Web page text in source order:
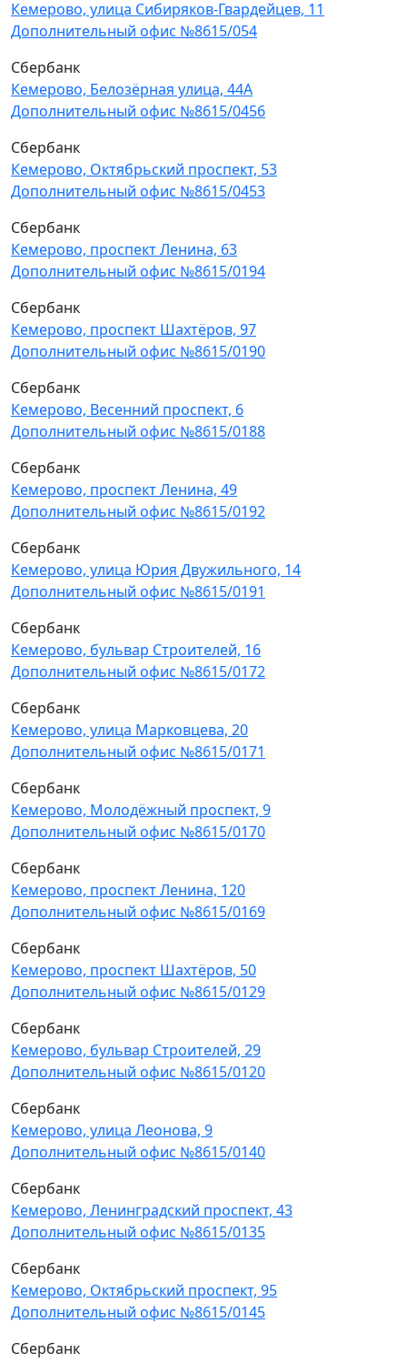
Кемерово, улица Сибиряков-Гвардейцев, 11
Дополнительный офис №8615/054
Сбербанк
Кемерово, Белозёрная улица, 44А
Дополнительный офис №8615/0456
Сбербанк
Кемерово, Октябрьский проспект, 53
Дополнительный офис №8615/0453
Сбербанк
Кемерово, проспект Ленина, 63
Дополнительный офис №8615/0194
Сбербанк
Кемерово, проспект Шахтёров, 97
Дополнительный офис №8615/0190
Сбербанк
Кемерово, Весенний проспект, 6
Дополнительный офис №8615/0188
Сбербанк
Кемерово, проспект Ленина, 49
Дополнительный офис №8615/0192
Сбербанк
Кемерово, улица Юрия Двужильного, 14
Дополнительный офис №8615/0191
Сбербанк
Кемерово, бульвар Строителей, 16
Дополнительный офис №8615/0172
Сбербанк
Кемерово, улица Марковцева, 20
Дополнительный офис №8615/0171
Сбербанк
Кемерово, Молодёжный проспект, 9
Дополнительный офис №8615/0170
Сбербанк
Кемерово, проспект Ленина, 120
Дополнительный офис №8615/0169
Сбербанк
Кемерово, проспект Шахтёров, 50
Дополнительный офис №8615/0129
Сбербанк
Кемерово, бульвар Строителей, 29
Дополнительный офис №8615/0120
Сбербанк
Кемерово, улица Леонова, 9
Дополнительный офис №8615/0140
Сбербанк
Кемерово, Ленинградский проспект, 43
Дополнительный офис №8615/0135
Сбербанк
Кемерово, Октябрьский проспект, 95
Дополнительный офис №8615/0145
Сбербанк